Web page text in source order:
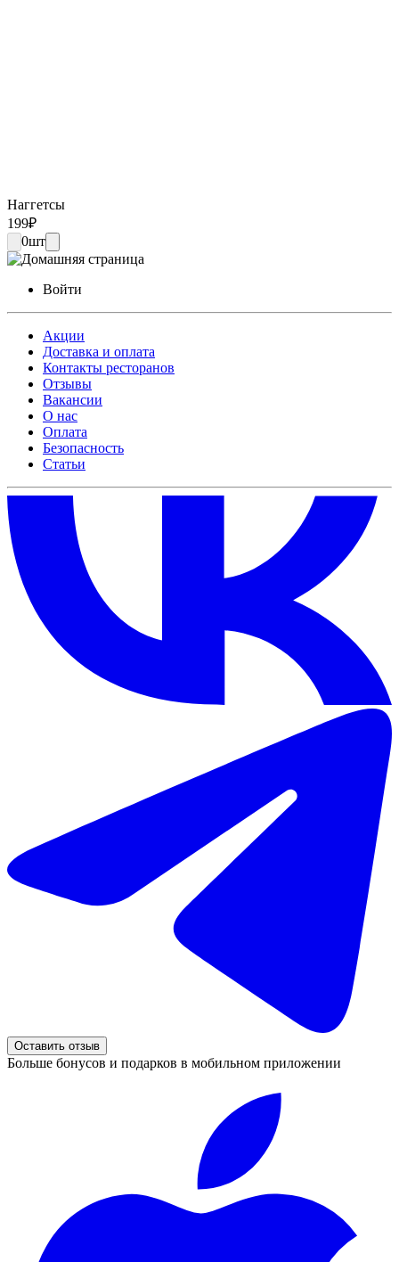
Наггетсы
199₽
0шт
Войти
Акции
Доставка и оплата
Контакты ресторанов
Отзывы
Вакансии
О нас
Оплата
Безопасность
Статьи
Оставить отзыв
Больше бонусов и подарков в мобильном приложении